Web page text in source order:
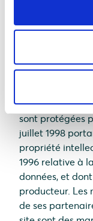
exclusive de
quelle que
expresse de
constituerait
intellectuelle. Il
données
sont protégées
juillet 1998
propriété
1996 relative à
données, et
producteur. Les
de ses